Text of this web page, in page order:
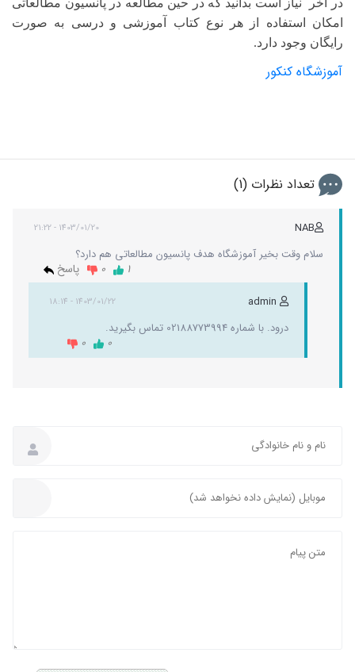
در آخر نیاز است بدانید که در حین مطالعه در پانسیون مطالعاتی
امکان استفاده از هر نوع کتاب آموزشی و درسی به صورت
رایگان وجود دارد.
آموزشگاه کنکور
تعداد نظرات (1)
NAB
سلام وقت بخیر آموزشگاه هدف پانسیون مطالعاتی هم دارد؟
پاسخ 0 1
درود. با شماره 02188773994 تماس بگیرید.
0 0